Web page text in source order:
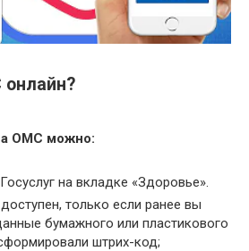
ОМС можно:
на вкладке «Здоровье».
только если ранее вы
бумажного или пластикового
штрих-код;